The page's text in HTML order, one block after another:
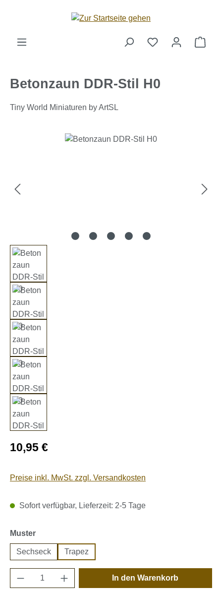
Zum Hauptinhalt springen
Betonzaun DDR-Stil H0
Tiny World Miniaturen by ArtSL
Bildergalerie überspringen
Regulärer Preis:
10,95 €
Preise inkl. MwSt. zzgl. Versandkosten
Sofort verfügbar, Lieferzeit: 2-5 Tage
Musterauswählen
Sechseck Trapez
Produkt Anzahl: Gib den gewünschten
In den Warenkorb